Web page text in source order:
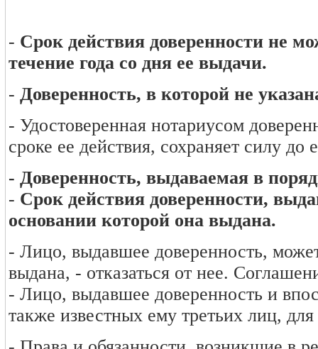
- Срок действия доверенности не
течение года со дня ее выдачи.
- Доверенность, в которой не
- Удостоверенная нотариусом
сроке ее действия, сохраняет силу
- Доверенность, выдаваемая в
- Срок действия доверенности,
основании которой она выдана.
- Лицо, выдавшее доверенность,
выдана, - отказаться от нее.
- Лицо, выдавшее доверенность и
также известных ему третьих лиц,